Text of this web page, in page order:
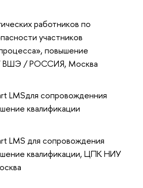
работников по
участников
, повышение
ВШЭ / РОССИЯ, Москва
LMSдля сопровожденния
квалификации
LMS для сопровождения
квалификации, ЦПК НИУ